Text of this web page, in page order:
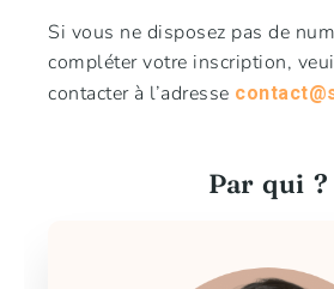
Si vous ne disposez pas de
compléter votre inscription,
contacter à l’adresse
Par qui ?